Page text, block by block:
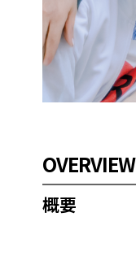
OVERVIEW
概要